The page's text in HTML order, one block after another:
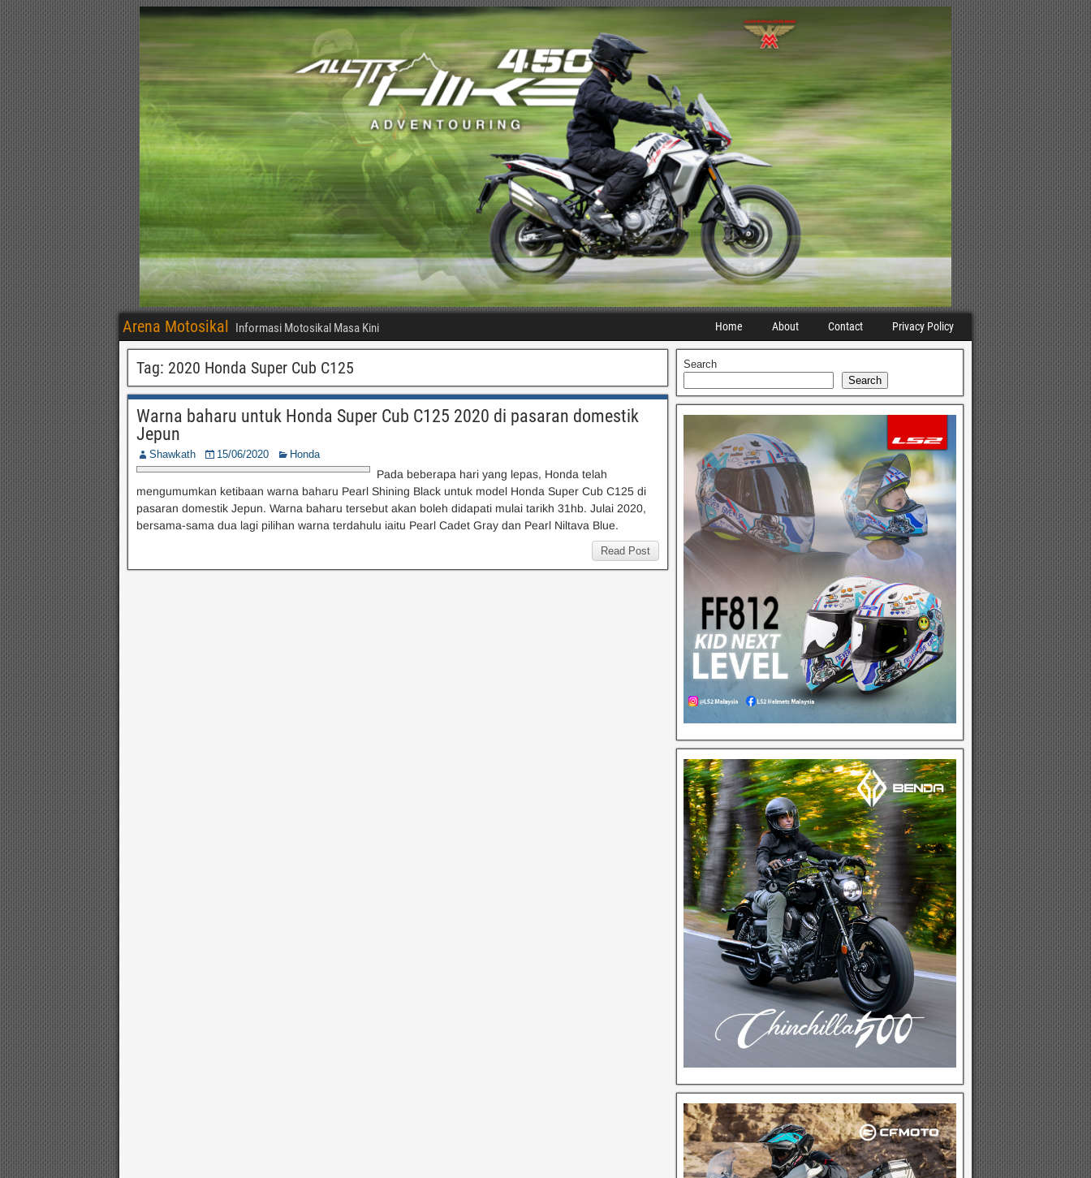
Arena Motosikal Informasi Motosikal Masa Kini Home About Contact Privacy Policy
Tag: 2020 Honda Super Cub C125
Warna baharu untuk Honda Super Cub C125 2020 di pasaran domestik
Jepun
Shawkath 15/06/2020 Honda
Pada beberapa hari yang lepas, Honda telah
mengumumkan ketibaan warna baharu Pearl Shining Black untuk model Honda Super Cub C125 di
pasaran domestik Jepun. Warna baharu tersebut akan boleh didapati mulai tarikh 31hb. Julai 2020,
bersama-sama dua lagi pilihan warna terdahulu iaitu Pearl Cadet Gray dan Pearl Niltava Blue.
Read Post
Search
Search